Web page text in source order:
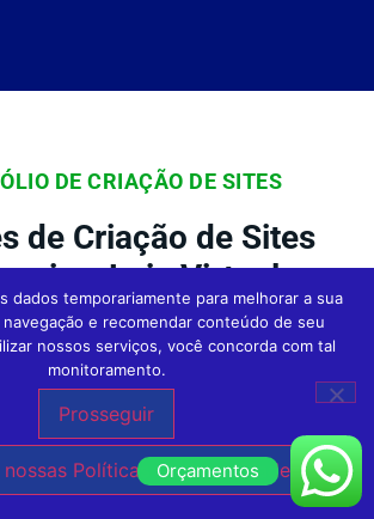
DE CRIAÇÃO DE SITES
de Criação de Sites
e Loja Virtual em
da Agência Expert
Digital
ExpertCriação de Sites em São
clientes são o foco central
Orçamentos
dados temporariamente para melhorar a sua
e recomendar conteúdo de seu
nossos serviços, você concorda com tal
monitoramento.
Prosseguir
Políticas de Privacidade.